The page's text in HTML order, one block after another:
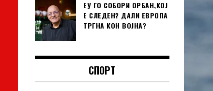
ЕУ ГО СОБОРИ ОРБАН,КОЈ
Е СЛЕДЕН? ДАЛИ ЕВРОПА
ТРГНА КОН ВОЈНА?
СПОРТ